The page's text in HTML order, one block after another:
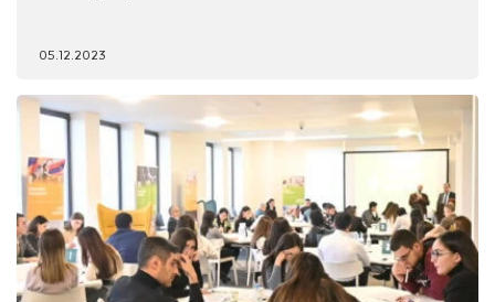
05.12.2023